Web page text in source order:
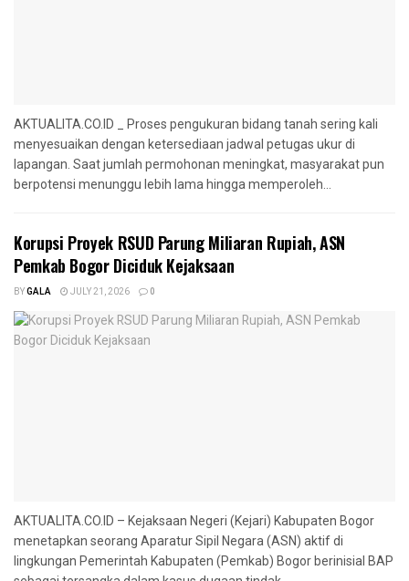
AKTUALITA.CO.ID _ Proses pengukuran bidang tanah sering kali
menyesuaikan dengan ketersediaan jadwal petugas ukur di
lapangan. Saat jumlah permohonan meningkat, masyarakat pun
berpotensi menunggu lebih lama hingga memperoleh...
Korupsi Proyek RSUD Parung Miliaran Rupiah, ASN
Pemkab Bogor Diciduk Kejaksaan
BYGALA JULY 21, 2026 0
AKTUALITA.CO.ID – Kejaksaan Negeri (Kejari) Kabupaten Bogor
menetapkan seorang Aparatur Sipil Negara (ASN) aktif di
lingkungan Pemerintah Kabupaten (Pemkab) Bogor berinisial BAP